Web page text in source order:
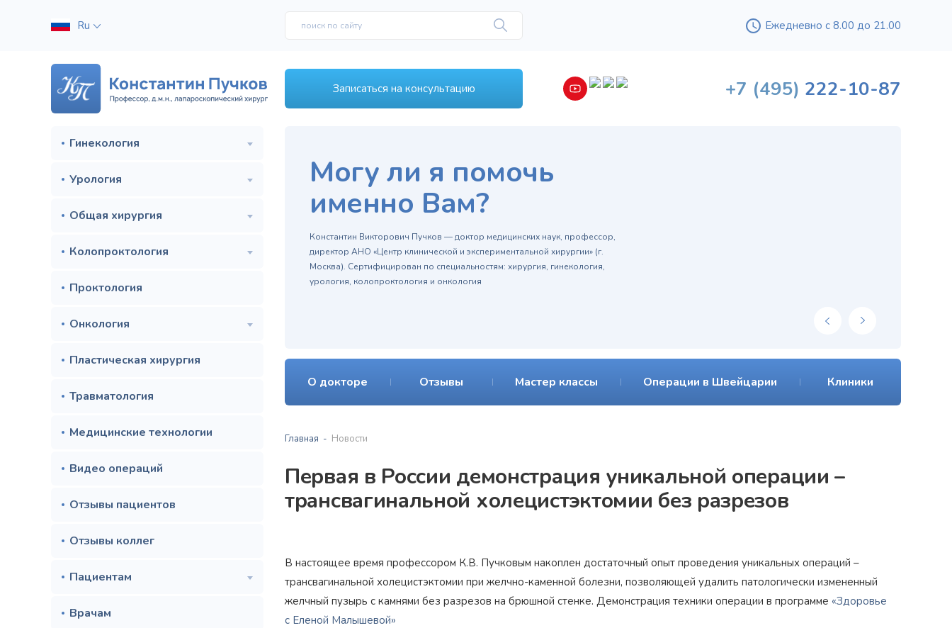
Ru Ежедневно с 8.00 до 21.00
Записаться на консультацию +7 (495) 222-10-87
Гинекология
Урология
Общая хирургия
Колопроктология
Проктология
Онкология
Пластическая хирургия
Травматология
Медицинские технологии
Видео операций
Отзывы пациентов
Отзывы коллег
Пациентам
Врачам
Могу ли я помочь
именно Вам?
Константин Викторович Пучков — доктор медицинских наук, профессор,
директор АНО «Центр клинической и экспериментальной хирургии» (г.
Москва). Сертифицирован по специальностям: хирургия, гинекология,
урология, колопроктология и онкология
О докторе Отзывы Мастер классы Операции в Швейцарии Клиники
Главная Новости
Первая в России демонстрация уникальной операции –
трансвагинальной холецистэктомии без разрезов
В настоящее время профессором К.В. Пучковым накоплен достаточный опыт проведения уникальных операций –
трансвагинальной холецистэктомии при желчно-каменной болезни, позволяющей удалить патологически измененный
желчный пузырь с камнями без разрезов на брюшной стенке. Демонстрация техники операции в программе «Здоровье
с Еленой Малышевой»